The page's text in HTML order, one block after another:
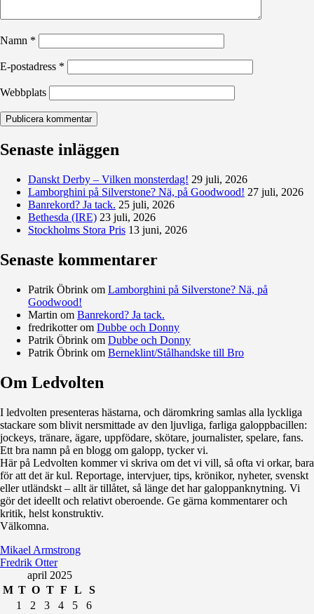
Namn *
E-postadress *
Webbplats
Senaste inläggen
Danskt Derby – Vilken monsterdag! 29 juli, 2026
Lamborghini på Silverstone? Nä, på Goodwood! 27 juli, 2026
Banrekord? Ja tack. 25 juli, 2026
Bethesda (IRE) 23 juli, 2026
Stockholms Stora Pris 13 juni, 2026
Senaste kommentarer
Patrik Öbrink om Lamborghini på Silverstone? Nä, på
Goodwood!
Martin om Banrekord? Ja tack.
fredrikotterom Dubbe och Donny
Patrik Öbrink om Dubbe och Donny
Patrik Öbrink om Berneklint/Stålhandske till Bro
Om Ledvolten
I ledvolten presenteras hästarna, och däromkring samlas alla lyckliga
stackare som blivit nersmittade av den ljuvliga, farliga galoppbacillen:
jockeys, tränare, ägare, uppfödare, skötare, journalister, spelare, fans.
Ett bra namn på en blogg om galopp, tycker vi.
Här på Ledvolten kommer vi skriva om det vi vill, så ofta vi orkar, bara
för att det är kul. Reportage, intervjuer, tips, krönikor, nyheter, svenskt
eller utländskt – allt är tillåtet, så länge det har galoppanknytning. Vi
gör det ideellt och relativt oberoende. Ge gärna kommentarer och
kritik, helst konstruktiv.
Välkomna.
Mikael Armstrong
Fredrik Otter
april 2025
M T O T F L
S
1
2 3 4 5 6